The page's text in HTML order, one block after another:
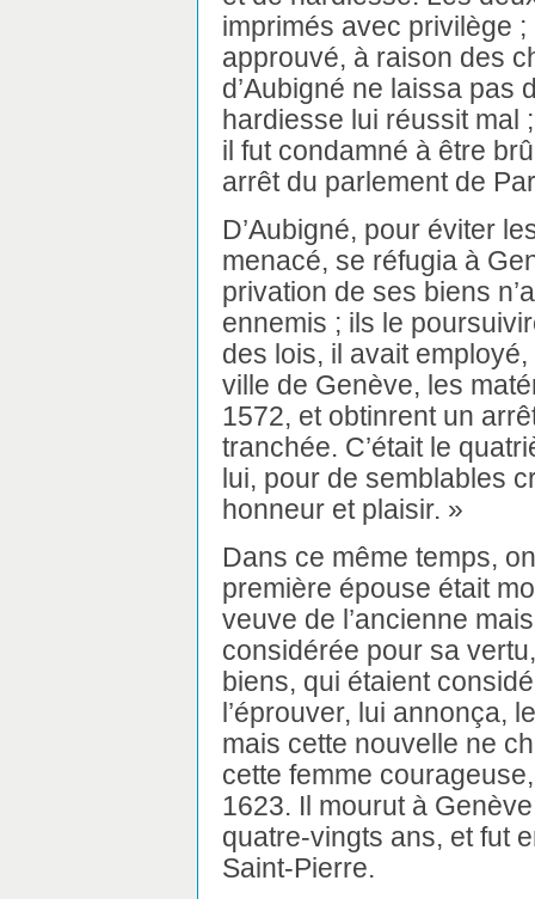
imprimés avec privilège ;
approuvé, à raison des
d’Aubigné ne laissa pas
hardiesse lui réussit mal
il fut condamné à être
arrêt du parlement de
D’Aubigné, pour éviter
menacé, se réfugia à
privation de ses biens
ennemis ; ils le
des lois, il avait
ville de Genève, les
1572, et obtinrent un
tranchée. C’était le
lui, pour de semblables
honneur et plaisir. »
Dans ce même temps,
première épouse était
veuve de l’ancienne
considérée pour sa
biens, qui étaient
l’éprouver, lui annonça,
mais cette nouvelle ne
cette femme
1623. Il mourut à
quatre-vingts ans, et fut
Saint-Pierre.